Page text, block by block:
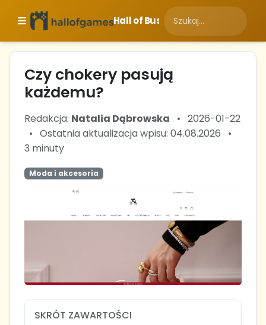
Hall of Business
Czy chokery pasują
każdemu?
Redakcja: Natalia Dąbrowska • 2026-01-22
• Ostatnia aktualizacja wpisu: 04.08.2026
•
3 minuty
Moda i akcesoria
SKRÓT ZAWARTOŚCI